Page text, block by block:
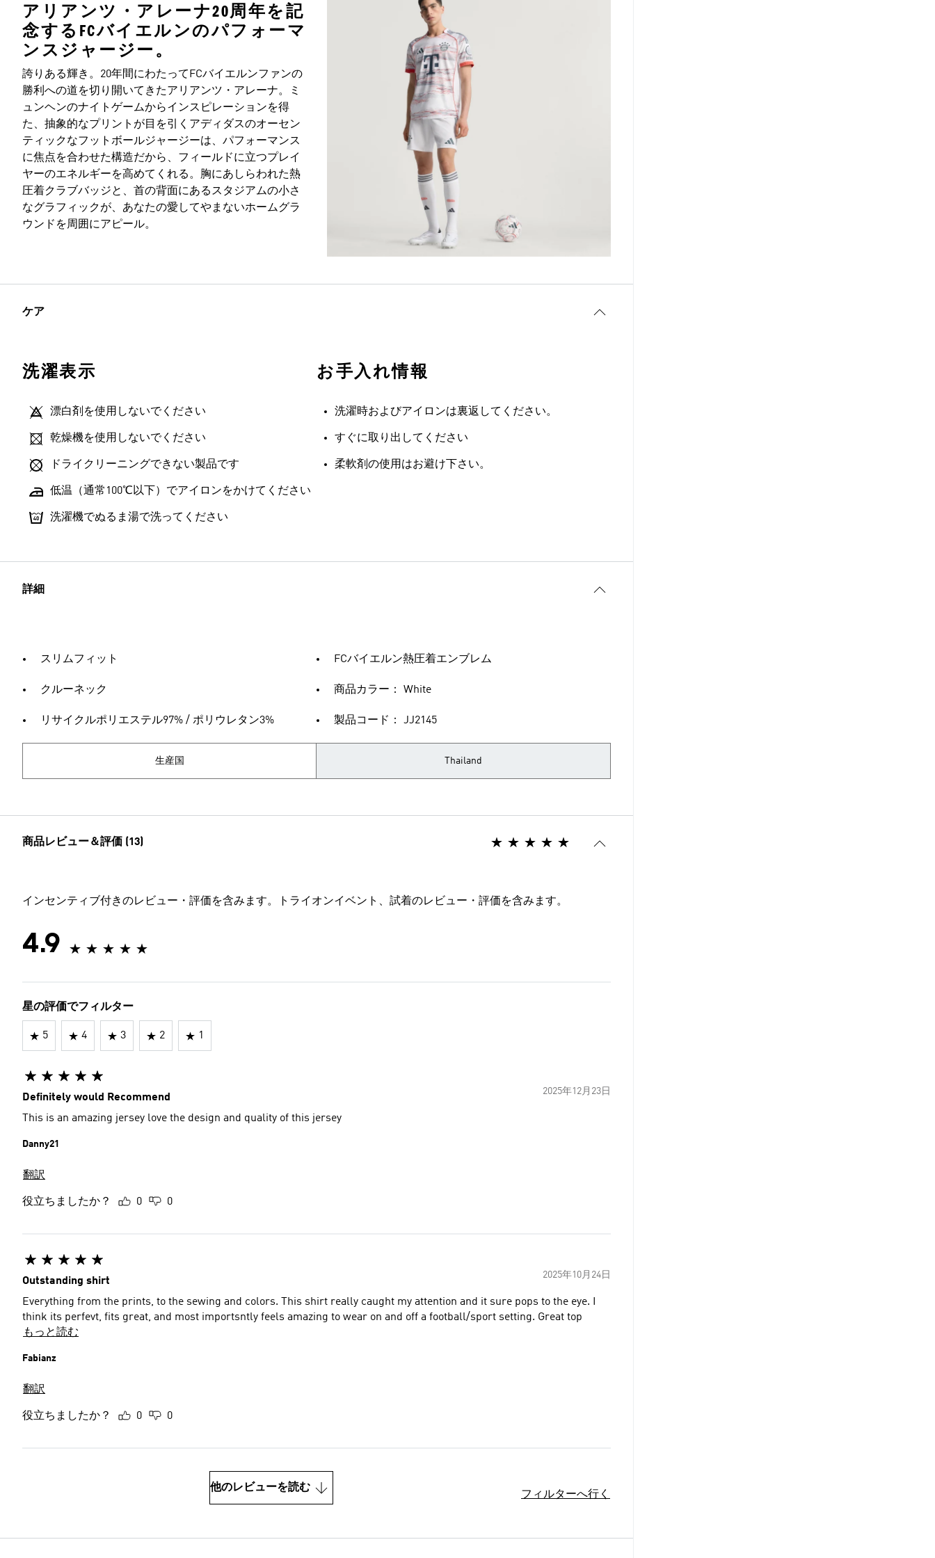
アリアンツ・アレーナ20周年を記
念するFCバイエルンのパフォーマ
ンスジャージー。
誇りある輝き。20年間にわたってFCバイエルンファンの
勝利への道を切り開いてきたアリアンツ・アレーナ。ミ
ュンヘンのナイトゲームからインスピレーションを得
た、抽象的なプリントが目を引くアディダスのオーセン
ティックなフットボールジャージーは、パフォーマンス
に焦点を合わせた構造だから、フィールドに立つプレイ
ヤーのエネルギーを高めてくれる。胸にあしらわれた熱
圧着クラブバッジと、首の背面にあるスタジアムの小さ
なグラフィックが、あなたの愛してやまないホームグラ
ウンドを周囲にアピール。
ケア
洗濯表示
漂白剤を使用しないでください
乾燥機を使用しないでください
ドライクリーニングできない製品です
低温（通常100℃以下）でアイロンをかけてください
洗濯機でぬるま湯で洗ってください
お手入れ情報
洗濯時およびアイロンは裏返してください。
すぐに取り出してください
柔軟剤の使用はお避け下さい。
詳細
スリムフィット
クルーネック
リサイクルポリエステル97% / ポリウレタン3%
FCバイエルン熱圧着エンブレム
商品カラー： White
製品コード： JJ2145
生産国 Thailand
商品レビュー＆評価 (13)
インセンティブ付きのレビュー・評価を含みます。トライオンイベント、試着のレビュー・評価を含みます。
4.9
星の評価でフィルター
5 4 3 2 1
2025年12月23日
Definitely would Recommend
This is an amazing jersey love the design and quality of this jersey
Danny21
翻訳
役立ちましたか？ 0 0
2025年10月24日
Outstanding shirt
Everything from the prints, to the sewing and colors. This shirt really caught my attention and it sure pops to the eye. I
think its perfevt, fits great, and most importsntly feels amazing to wear on and off a football/sport setting. Great top
もっと読む
Fabianz
翻訳
役立ちましたか？ 0 0
他のレビューを読む
フィルターへ行く